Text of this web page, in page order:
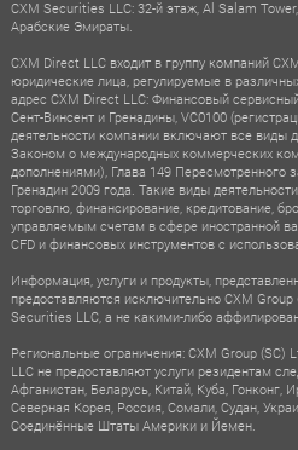
CXM Securities LLC: 32-й этаж, Al Salam
Арабские Эмираты.
CXM Direct LLC входит в группу компаний
юридические лица, регулируемые в
адрес CXM Direct LLC: Финансовый сервисный
Сент-Винсент и Гренадины, VC0100
деятельности компании включают все виды
Законом о международных коммерческих
дополнениями), Глава 149 Пересмотренного
Гренадин 2009 года. Такие виды
торговлю, финансирование, кредитование,
управляемым счетам в сфере иностранной
CFD и финансовых инструментов с
Информация, услуги и продукты,
предоставляются исключительно CXM
Securities LLC, а не какими-либо
Региональные ограничения: CXM Group (SC)
LLC не предоставляют услуги резидентам
Афганистан, Беларусь, Китай, Куба, Гонконг,
Северная Корея, Россия, Сомали, Судан,
Соединённые Штаты Америки и Йемен.